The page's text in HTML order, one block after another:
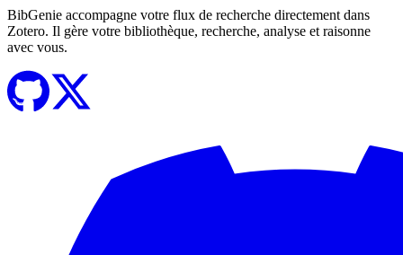
BibGenie accompagne votre flux de recherche directement dans
Zotero. Il gère votre bibliothèque, recherche, analyse et raisonne
avec vous.